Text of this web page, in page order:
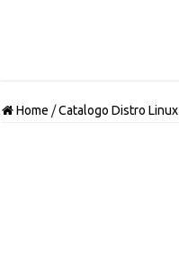
Home /Catalogo Distro Linux